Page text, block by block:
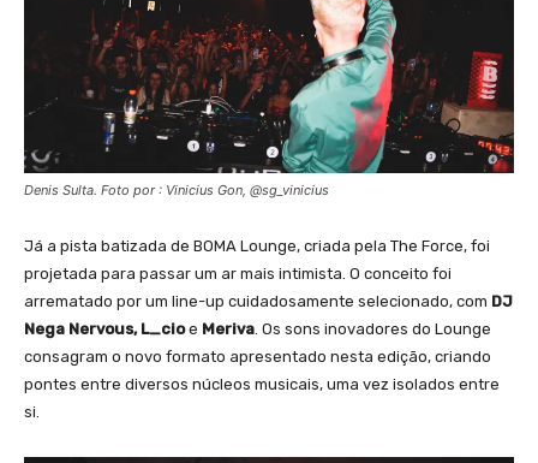
Denis Sulta. Foto por : Vinicius Gon, @sg_vinicius
Já a pista batizada de BOMA Lounge, criada pela The Force, foi
projetada para passar um ar mais intimista. O conceito foi
arrematado por um line-up cuidadosamente selecionado, com DJ
Nega Nervous, L_cioe Meriva . Os sons inovadores do Lounge
consagram o novo formato apresentado nesta edição, criando
pontes entre diversos núcleos musicais, uma vez isolados entre
si.